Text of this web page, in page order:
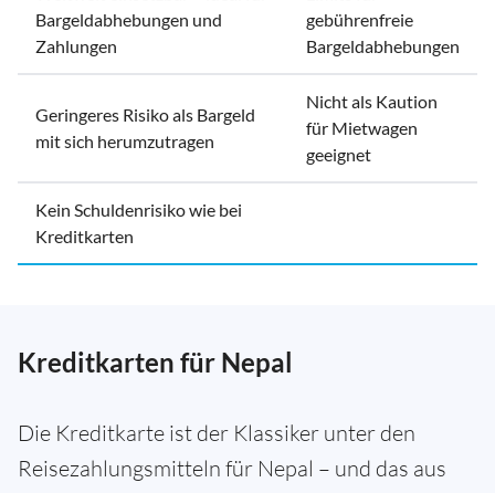
Bargeldabhebungen und
Zahlungen
gebührenfreie
Bargeldabhebungen
Geringeres Risiko als Bargeld
mit sich herumzutragen
Nicht als Kaution
für Mietwagen
geeignet
Kein Schuldenrisiko wie bei
Kreditkarten
Kreditkarten für Nepal
Die Kreditkarte ist der Klassiker unter den
Reisezahlungsmitteln für Nepal – und das aus